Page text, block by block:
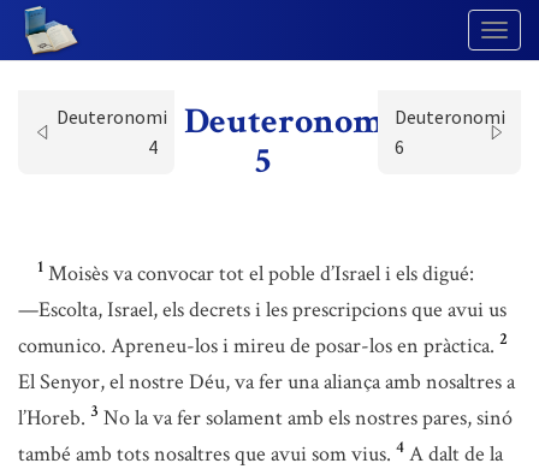
Deuteronomi
4
Deuteronomi
5
Deuteronomi
6
1 Moisès va convocar tot el poble d’Israel i els digué:
—Escolta, Israel, els decrets i les prescripcions que avui us
comunico. Apreneu-los i mireu de posar-los en pràctica. 2
El Senyor, el nostre Déu, va fer una aliança amb nosaltres a
l’Horeb. 3 No la va fer solament amb els nostres pares, sinó
també amb tots nosaltres que avui som vius. 4 A dalt de la